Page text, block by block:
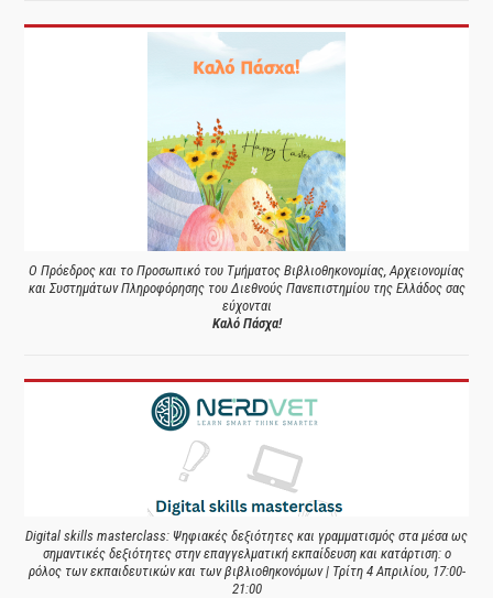
Ο Πρόεδρος και το Προσωπικό του Τμήματος Βιβλιοθηκονομίας, Αρχειονομίας
και Συστημάτων Πληροφόρησης του Διεθνούς Πανεπιστημίου της Ελλάδος σας
εύχονται
Καλό Πάσχα!
Digital skills masterclass: Ψηφιακές δεξιότητες και γραμματισμός στα μέσα ως
σημαντικές δεξιότητες στην επαγγελματική εκπαίδευση και κατάρτιση: ο
ρόλος των εκπαιδευτικών και των βιβλιοθηκονόμων | Τρίτη 4 Απριλίου, 17:00-
21:00